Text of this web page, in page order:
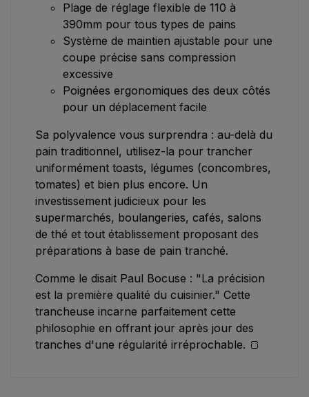
Plage de réglage flexible de 110 à
390mm pour tous types de pains
Système de maintien ajustable pour une
coupe précise sans compression
excessive
Poignées ergonomiques des deux côtés
pour un déplacement facile
Sa polyvalence vous surprendra : au-delà du
pain traditionnel, utilisez-la pour trancher
uniformément toasts, légumes (concombres,
tomates) et bien plus encore. Un
investissement judicieux pour les
supermarchés, boulangeries, cafés, salons
de thé et tout établissement proposant des
préparations à base de pain tranché.
Comme le disait Paul Bocuse : "La précision
est la première qualité du cuisinier." Cette
trancheuse incarne parfaitement cette
philosophie en offrant jour après jour des
tranches d'une régularité irréprochable. 🍞